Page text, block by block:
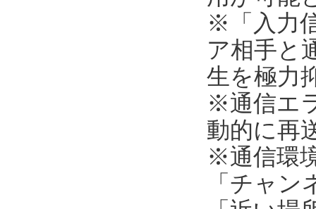
※「入力
ア相手と
生を極力
※通信エ
動的に再
※通信環
「チャ